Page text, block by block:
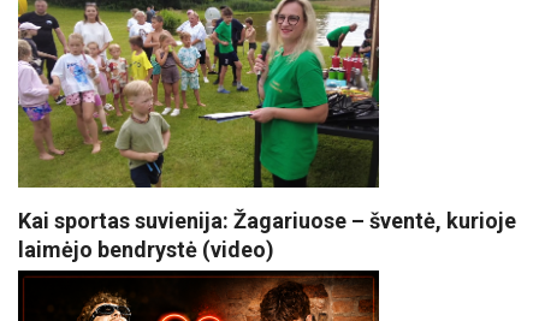
Kai sportas suvienija: Žagariuose – šventė, kurioje
laimėjo bendrystė (video)